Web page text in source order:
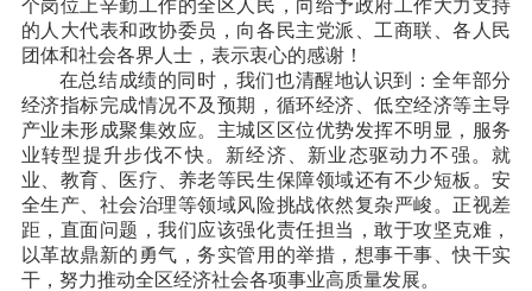
个岗位上辛勤工作的全区人民，向给予政府工作大力支持
的人大代表和政协委员，向各民主党派、工商联、各人民
团体和社会各界人士，表示衷心的感谢！
在总结成绩的同时，我们也清醒地认识到：全年部分
经济指标完成情况不及预期，循环经济、低空经济等主导
产业未形成聚集效应。主城区区位优势发挥不明显，服务
业转型提升步伐不快。新经济、新业态驱动力不强。就
业、教育、医疗、养老等民生保障领域还有不少短板。安
全生产、社会治理等领域风险挑战依然复杂严峻。正视差
距，直面问题，我们应该强化责任担当，敢于攻坚克难，
以革故鼎新的勇气，务实管用的举措，想事干事、快干实
干，努力推动全区经济社会各项事业高质量发展。